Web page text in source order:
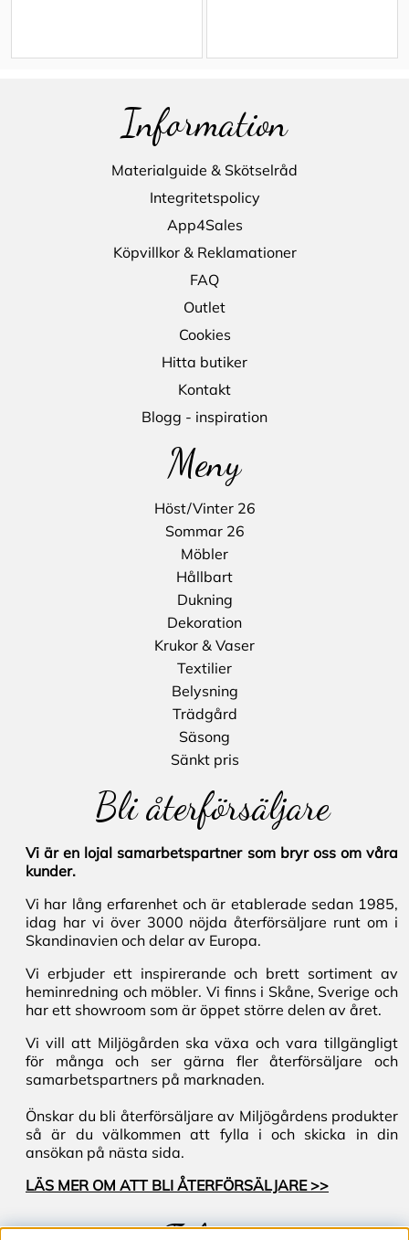
Information
Materialguide & Skötselråd
Integritetspolicy
App4Sales
Köpvillkor & Reklamationer
FAQ
Outlet
Cookies
Hitta butiker
Kontakt
Blogg - inspiration
Meny
Höst/Vinter 26
Sommar 26
Möbler
Hållbart
Dukning
Dekoration
Krukor & Vaser
Textilier
Belysning
Trädgård
Säsong
Sänkt pris
Bli återförsäljare
Vi är en lojal samarbetspartner som bryr oss om våra
kunder.
Vi har lång erfarenhet och är etablerade sedan 1985,
idag har vi över 3000 nöjda återförsäljare runt om i
Skandinavien och delar av Europa.
Vi erbjuder ett inspirerande och brett sortiment av
heminredning och möbler. Vi finns i Skåne, Sverige och
har ett showroom som är öppet större delen av året.
Vi vill att Miljögården ska växa och vara tillgängligt
för många och ser gärna fler återförsäljare och
samarbetspartners på marknaden.
Önskar du bli återförsäljare av Miljögårdens produkter
så är du välkommen att fylla i och skicka in din
ansökan på nästa sida.
LÄS MER OM ATT BLI ÅTERFÖRSÄLJARE >>